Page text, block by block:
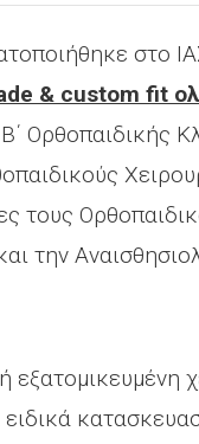
στο
& custom fit
Ορθοπαιδικής
τους
την
εξατομικευμένη